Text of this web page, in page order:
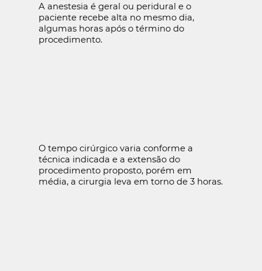
A anestesia é geral ou peridural e o
paciente recebe alta no mesmo dia,
algumas horas após o término do
procedimento.
O tempo cirúrgico varia conforme a
técnica indicada e a extensão do
procedimento proposto, porém em
média, a cirurgia leva em torno de 3 horas.